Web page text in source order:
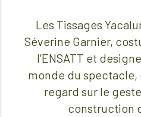
Les Tissages
Séverine Garnier,
l’ENSATT et
monde du spectacle,
regard sur le
construction